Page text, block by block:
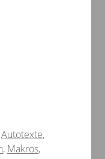
Autotexte,
, Makros,